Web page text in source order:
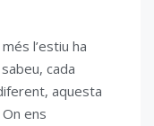
l’estiu ha
cada
aquesta
ens